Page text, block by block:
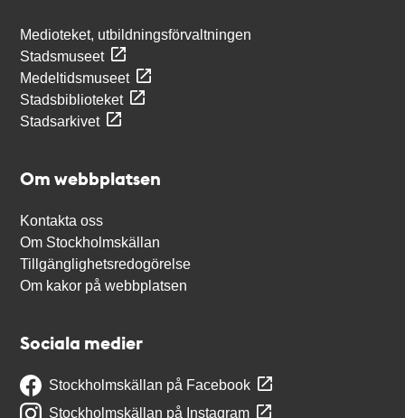
Medioteket, utbildningsförvaltningen
Stadsmuseet
Medeltidsmuseet
Stadsbiblioteket
Stadsarkivet
Om webbplatsen
Kontakta oss
Om Stockholmskällan
Tillgänglighetsredogörelse
Om kakor på webbplatsen
Sociala medier
Stockholmskällan på Facebook
Stockholmskällan på Instagram